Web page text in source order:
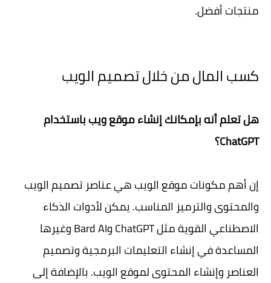
منتجات أفضل.
كسب المال من خلال تصميم الويب
هل تعلم أنه بإمكانك إنشاء موقع ويب باستخدام
ChatGPT؟
إن أهم مكونات موقع الويب هي عناصر تصميم الويب
والمحتوى والترميز المناسب. يمكن لأدوات الذكاء
الاصطناعي القوية مثل ChatGPT وBard AI وغيرها
المساعدة في إنشاء التعليمات البرمجية وتصميم
العناصر وإنشاء المحتوى لموقع الويب. بالإضافة إلى